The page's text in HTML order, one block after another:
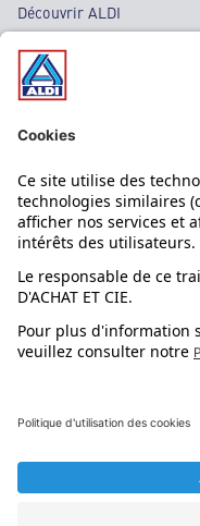
Découvrir ALDI
Nos bons plans
Nos rayons
Nos marques
Nos astuces
Évènements
L'application mobile